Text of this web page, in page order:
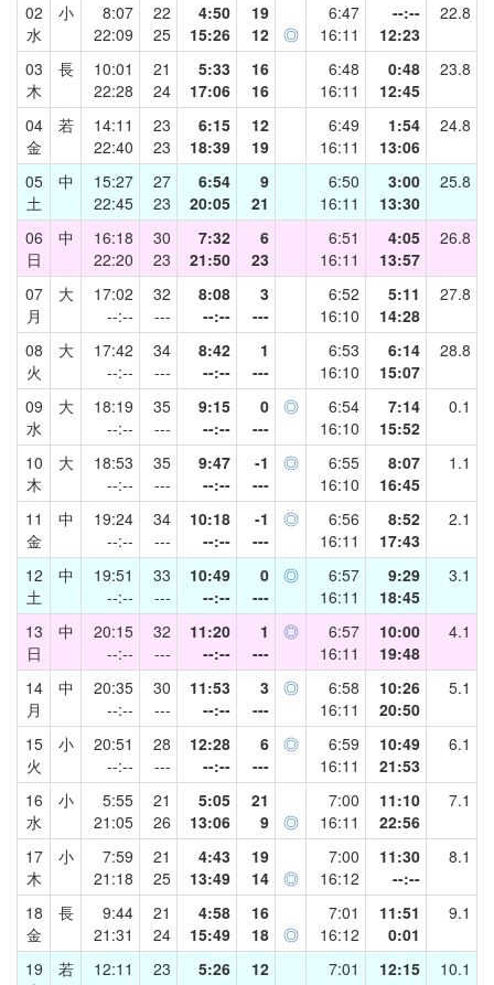
02
水
小
8:07
22:09
22
25
4:50
15:26
19
12
◎
6:47
16:11
--:--
12:23
22.8
03
木
長
10:01
22:28
21
24
5:33
17:06
16
16
6:48
16:11
0:48
12:45
23.8
04
金
若
14:11
22:40
23
23
6:15
18:39
12
19
6:49
16:11
1:54
13:06
24.8
05
土
中
15:27
22:45
27
23
6:54
20:05
9
21
6:50
16:11
3:00
13:30
25.8
06
日
中
16:18
22:20
30
23
7:32
21:50
6
23
6:51
16:11
4:05
13:57
26.8
07
月
大
17:02
--:--
32
---
8:08
--:--
3
---
6:52
16:10
5:11
14:28
27.8
08
火
大
17:42
--:--
34
---
8:42
--:--
1
---
6:53
16:10
6:14
15:07
28.8
09
水
大
18:19
--:--
35
---
9:15
--:--
0
---
◎
6:54
16:10
7:14
15:52
0.1
10
木
大
18:53
--:--
35
---
9:47
--:--
-1
---
◎
6:55
16:10
8:07
16:45
1.1
11
金
中
19:24
--:--
34
---
10:18
--:--
-1
---
◎
6:56
16:11
8:52
17:43
2.1
12
土
中
19:51
--:--
33
---
10:49
--:--
0
---
◎
6:57
16:11
9:29
18:45
3.1
13
日
中
20:15
--:--
32
---
11:20
--:--
1
---
◎
6:57
16:11
10:00
19:48
4.1
14
月
中
20:35
--:--
30
---
11:53
--:--
3
---
◎
6:58
16:11
10:26
20:50
5.1
15
火
小
20:51
--:--
28
---
12:28
--:--
6
---
◎
6:59
16:11
10:49
21:53
6.1
16
水
小
5:55
21:05
21
26
5:05
13:06
21
9
◎
7:00
16:11
11:10
22:56
7.1
17
木
小
7:59
21:18
21
25
4:43
13:49
19
14
◎
7:00
16:12
11:30
--:--
8.1
18
金
長
9:44
21:31
21
24
4:58
15:49
16
18
◎
7:01
16:12
11:51
0:01
9.1
19
若
12:11
23
5:26
12
7:01
12:15
10.1